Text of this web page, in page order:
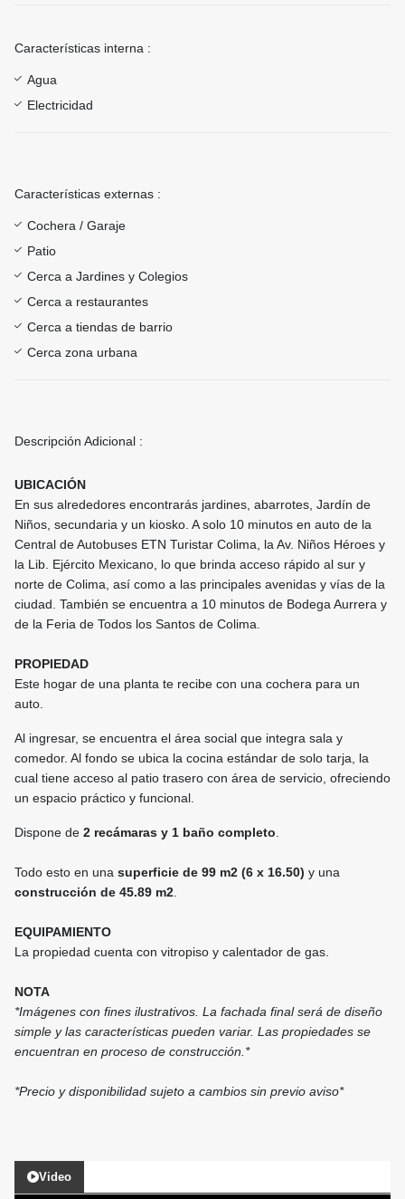
Características interna :
Agua
Electricidad
Características externas :
Cochera / Garaje
Patio
Cerca a Jardines y Colegios
Cerca a restaurantes
Cerca a tiendas de barrio
Cerca zona urbana
Descripción Adicional :
UBICACIÓN
En sus alrededores encontrarás jardines, abarrotes, Jardín de
Niños, secundaria y un kiosko. A solo 10 minutos en auto de la
Central de Autobuses ETN Turistar Colima, la Av. Niños Héroes y
la Lib. Ejército Mexicano, lo que brinda acceso rápido al sur y
norte de Colima, así como a las principales avenidas y vías de la
ciudad. También se encuentra a 10 minutos de Bodega Aurrera y
de la Feria de Todos los Santos de Colima.
PROPIEDAD
Este hogar de una planta te recibe con una cochera para un
auto.
Al ingresar, se encuentra el área social que integra sala y
comedor. Al fondo se ubica la cocina estándar de solo tarja, la
cual tiene acceso al patio trasero con área de servicio, ofreciendo
un espacio práctico y funcional.
Dispone de 2 recámaras y 1 baño completo.
Todo esto en una superficie de 99 m2 (6 x 16.50) y una
construcción de 45.89 m2.
EQUIPAMIENTO
La propiedad cuenta con vitropiso y calentador de gas.
NOTA
*Imágenes con fines ilustrativos. La fachada final será de diseño
simple y las características pueden variar. Las propiedades se
encuentran en proceso de construcción.*
*Precio y disponibilidad sujeto a cambios sin previo aviso*
Video